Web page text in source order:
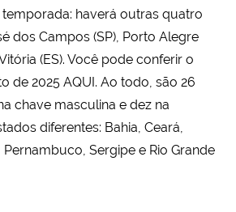
haverá outras quatro
dos Campos (SP), Porto Alegre
(ES). Você pode conferir o
de 2025 AQUI. Ao todo, são 26
chave masculina e dez na
diferentes: Bahia, Ceará,
Sergipe e Rio Grande